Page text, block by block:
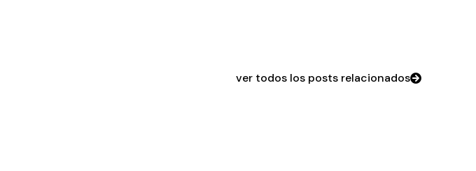
ver todos los posts relacionados